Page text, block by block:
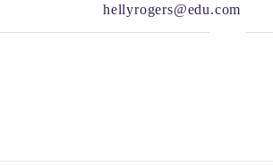
hellyrogers@edu.com​